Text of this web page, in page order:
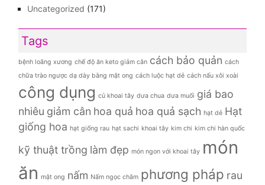
Uncategorized (171)
Tags
bệnh loãng xương chế độ ăn keto giảm cân cách bảo quản cách
chữa trào ngược dạ dày bằng mật ong cách luộc hạt dẻ cách nấu xôi xoài
công dụng củ khoai tây dưa chua dưa muối giá bao
nhiêu giảm cân hoa quả hoa quả sạch hạt dẻ Hạt
giống hoa hạt giống rau hạt sachi khoai tây kim chi kim chi hàn quốc
kỹ thuật trồng làm đẹp món ngon với khoai tây món
ăn mật ong nấm Nấm ngọc châm phương pháp rau